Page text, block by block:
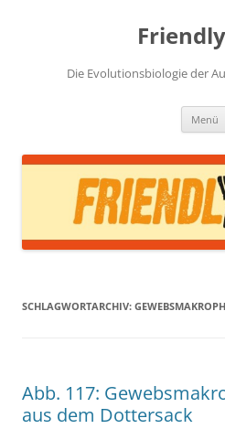
Die Evolutionsbiologie der
Menü
SCHLAGWORTARCHIV:
Abb. 117:
aus dem Dottersack